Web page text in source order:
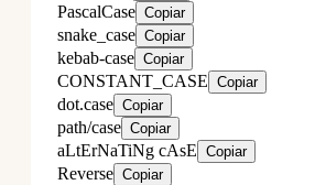
PascalCase Copiar
snake_case Copiar
kebab-case Copiar
CONSTANT_CASE Copiar
dot.case Copiar
path/case Copiar
aLtErNaTiNg cAsE Copiar
Reverse Copiar